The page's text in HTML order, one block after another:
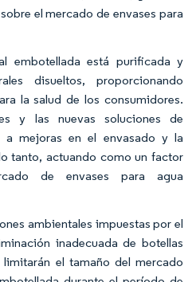
el mercado de envases para
embotellada está purificada y
disueltos, proporcionando
la salud de los consumidores.
y las nuevas soluciones de
a mejoras en el envasado y la
tanto, actuando como un factor
de envases para agua
ambientales impuestas por el
inadecuada de botellas
el tamaño del mercado